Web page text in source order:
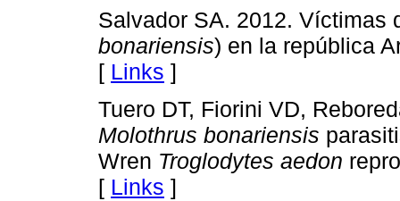
Salvador SA. 2012. Víctimas
bonariensis) en la república
[ Links ]
Tuero DT, Fiorini VD,
Molothrus bonariensis
Wren Troglodytes aedon
[ Links ]